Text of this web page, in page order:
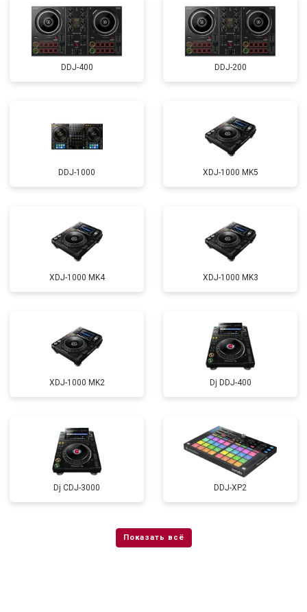
DDJ-400 DDJ-200
DDJ-1000 XDJ-1000 MK5
XDJ-1000 MK4 XDJ-1000 MK3
XDJ-1000 MK2 Dj DDJ-400
Dj CDJ-3000 DDJ-XP2